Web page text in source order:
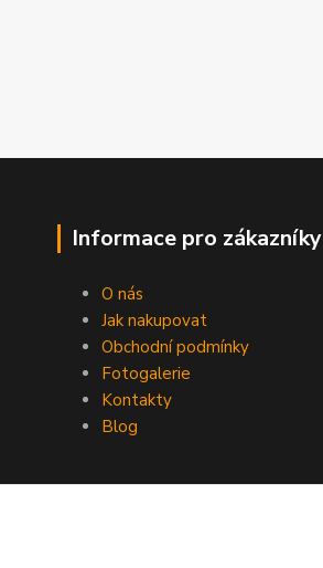
Informace pro zákazníky
O nás
Jak nakupovat
Obchodní podmínky
Fotogalerie
Kontakty
Blog